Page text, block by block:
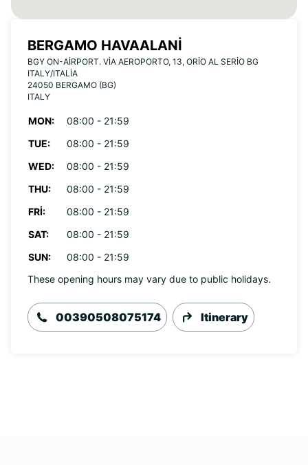
BERGAMO HAVAALANI
BGY ON-AIRPORT. VIA AEROPORTO, 13, ORIO AL SERIO BG
ITALY/ITALIA
24050 BERGAMO (BG)
ITALY
MON:
08:00 - 21:59
TUE:
08:00 - 21:59
WED:
08:00 - 21:59
THU:
08:00 - 21:59
FRI:
08:00 - 21:59
SAT:
08:00 - 21:59
SUN:
08:00 - 21:59
These opening hours may vary due to public holidays.
00390508075174 Itinerary